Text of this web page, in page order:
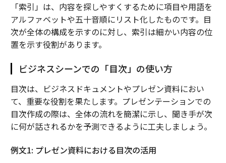
「索引」は、内容を探しやすくするために項目や用語を
アルファベットや五十音順にリスト化したものです。目
次が全体の構成を示すのに対し、索引は細かい内容の位
置を示す役割があります。
ビジネスシーンでの「目次」の使い方
目次は、ビジネスドキュメントやプレゼン資料におい
て、重要な役割を果たします。プレゼンテーションでの
目次作成の際は、全体の流れを簡潔に示し、聞き手が次
に何が話されるかを予測できるように工夫しましょう。
例文1: プレゼン資料における目次の活用